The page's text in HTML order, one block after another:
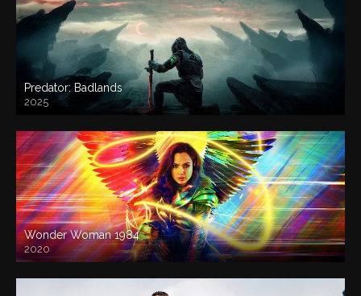
Predator: Badlands
2025
Wonder Woman 1984
2020